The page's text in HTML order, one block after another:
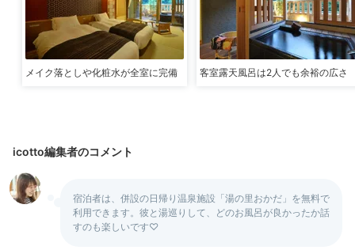
メイク落としや化粧水が全室に完備 客室露天風呂は2人でも余裕の広さ
icotto編集者のコメント
宿泊者は、併設の日帰り温泉施設「湯の里おかだ」を無料で
利用できます。彼と湯巡りして、どのお風呂が良かったか話
すのも楽しいです♡